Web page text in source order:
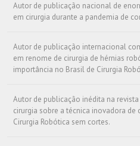
Autor de publicação nacional de
em cirurgia durante a pandemia de
Autor de publicação internacional
em renome de cirurgia de hérnias
importância no Brasil de Cirurgia
Autor de publicação inédita na
cirurgia sobre a técnica inovadora de
Cirurgia Robótica sem cortes.